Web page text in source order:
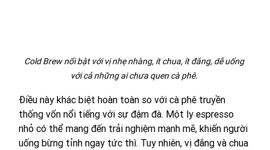
Cold Brew nổi bật với vị nhẹ nhàng, ít chua, ít đắng, dễ uống
với cả những ai chưa quen cà phê.
Điều này khác biệt hoàn toàn so với cà phê truyền
thống vốn nổi tiếng với sự đậm đà. Một ly espresso
nhỏ có thể mang đến trải nghiệm mạnh mẽ, khiến người
uống bừng tỉnh ngay tức thì. Tuy nhiên, vị đắng và chua